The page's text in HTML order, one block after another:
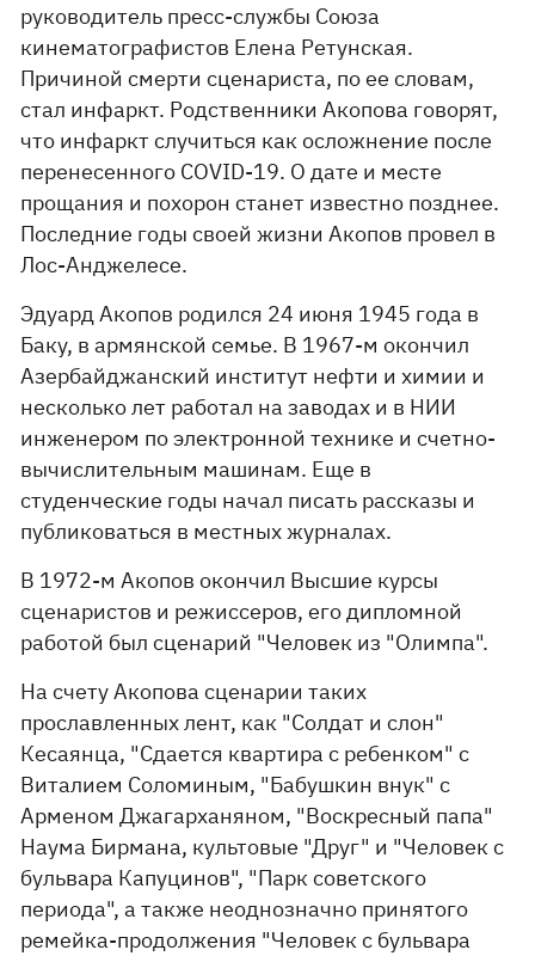
руководитель пресс-службы Союза
кинематографистов Елена Ретунская.
Причиной смерти сценариста, по ее словам,
стал инфаркт. Родственники Акопова говорят,
что инфаркт случиться как осложнение после
перенесенного COVID-19. О дате и месте
прощания и похорон станет известно позднее.
Последние годы своей жизни Акопов провел в
Лос-Анджелесе.
Эдуард Акопов родился 24 июня 1945 года в
Баку, в армянской семье. В 1967-м окончил
Азербайджанский институт нефти и химии и
несколько лет работал на заводах и в НИИ
инженером по электронной технике и счетно-
вычислительным машинам. Еще в
студенческие годы начал писать рассказы и
публиковаться в местных журналах.
В 1972-м Акопов окончил Высшие курсы
сценаристов и режиссеров, его дипломной
работой был сценарий "Человек из "Олимпа".
На счету Акопова сценарии таких
прославленных лент, как "Солдат и слон"
Кесаянца, "Сдается квартира с ребенком" с
Виталием Соломиным, "Бабушкин внук" с
Арменом Джагарханяном, "Воскресный папа"
Наума Бирмана, культовые "Друг" и "Человек с
бульвара Капуцинов", "Парк советского
периода", а также неоднозначно принятого
ремейка-продолжения "Человек с бульвара